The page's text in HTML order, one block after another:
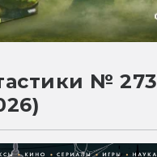
№ 273